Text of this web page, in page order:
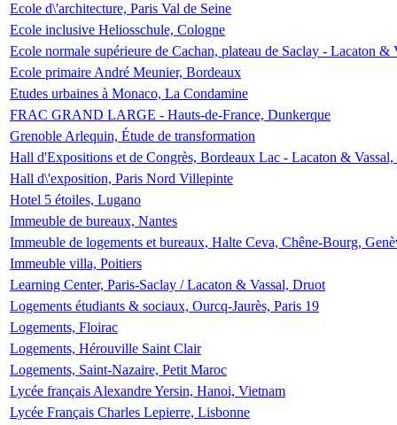
Ecole d\'architecture, Paris Val de Seine
Ecole inclusive Heliosschule, Cologne
Ecole normale supérieure de Cachan, plateau de Saclay - Lacaton &
Ecole primaire André Meunier, Bordeaux
Etudes urbaines à Monaco, La Condamine
FRAC GRAND LARGE - Hauts-de-France, Dunkerque
Grenoble Arlequin, Étude de transformation
Hall d'Expositions et de Congrès, Bordeaux Lac - Lacaton &
Hall d\'exposition, Paris Nord Villepinte
Hotel 5 étoiles, Lugano
Immeuble de bureaux, Nantes
Immeuble de logements et bureaux, Halte Ceva, Chêne-Bourg,
Immeuble villa, Poitiers
Learning Center, Paris-Saclay / Lacaton & Vassal, Druot
Logements étudiants & sociaux, Ourcq-Jaurès, Paris 19
Logements, Floirac
Logements, Hérouville Saint Clair
Logements, Saint-Nazaire, Petit Maroc
Lycée français Alexandre Yersin, Hanoi, Vietnam
Lycée Français Charles Lepierre, Lisbonne